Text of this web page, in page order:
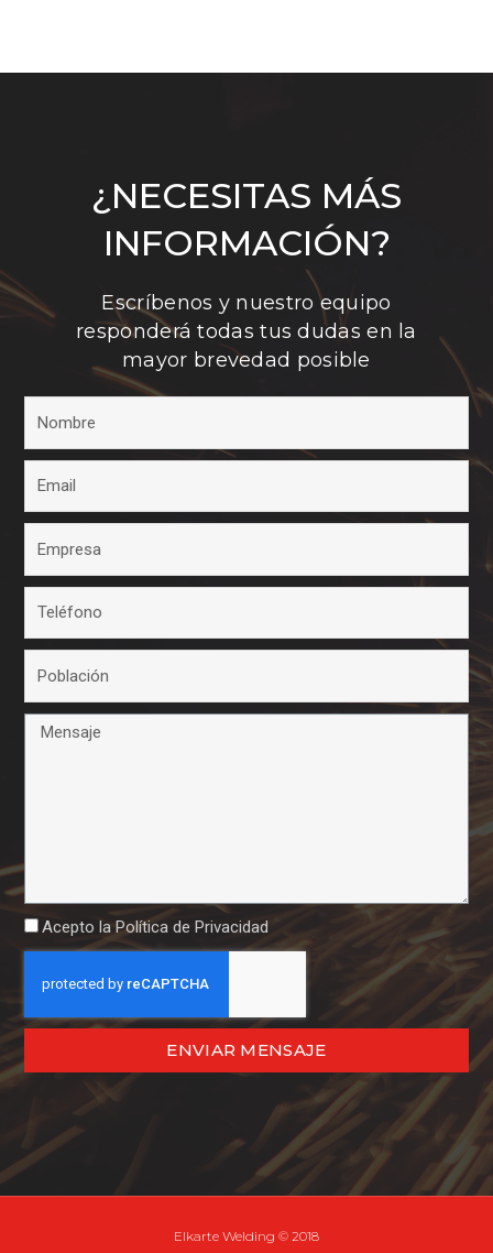
¿NECESITAS MÁS
INFORMACIÓN?
Escríbenos y nuestro equipo
responderá todas tus dudas en la
mayor brevedad posible
Acepto la Política de Privacidad
ENVIAR MENSAJE
Elkarte Welding © 2018